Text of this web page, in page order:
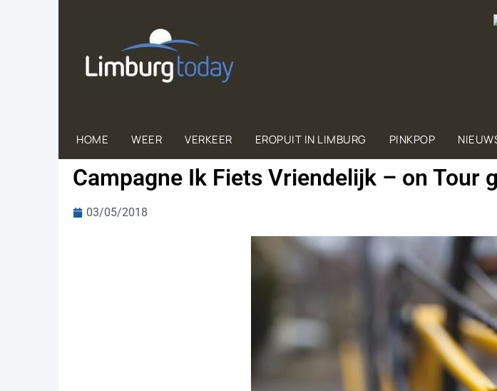
HOME WEER VERKEER EROPUIT IN LIMBURG PINKPOP
Cam­pag­ne Ik Fiets Vrien­de­lijk – on Tour
03/05/2018